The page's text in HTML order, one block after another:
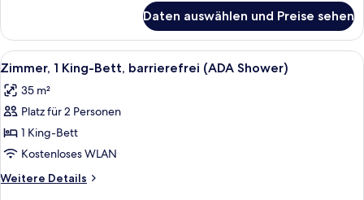
1
Sofabed)
anzeigen
barrierefrei,
Badewanne
(2
&
Daten auswählen und Preise sehen
Alle
Fotos
für
Zimmer,
1 King-
Bett,
barrierefrei
(ADA
Zimmersafe, Schreibtisch,
6
Zimmer, 1 King-Bett, barrierefrei (ADA Shower)
35 m²
Platz für 2 Personen
1 King-Bett
Kostenloses WLAN
Weitere Details
Weitere